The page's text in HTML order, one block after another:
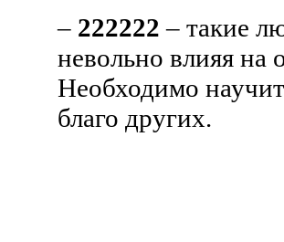
– 222222 – такие
невольно влияя
Необходимо
благо других.